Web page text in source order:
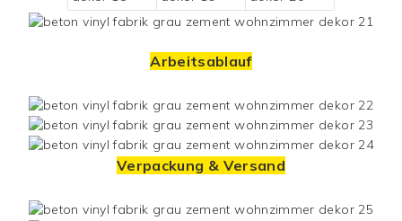
Arbeitsablauf
Verpackung & Versand